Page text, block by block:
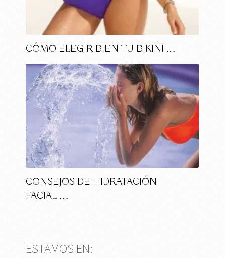
CÓMO ELEGIR BIEN TU BIKINI …
CONSEJOS DE HIDRATACIÓN
FACIAL …
ESTAMOS EN: